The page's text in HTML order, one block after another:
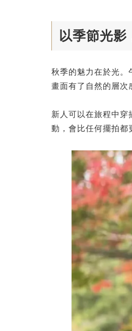
以季節光
秋季的魅力在於光。
畫面有了自然的層次
新人可以在旅程中穿
動，會比任何擺拍都